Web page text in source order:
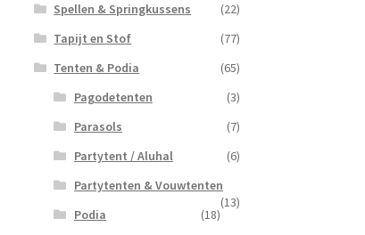
Spellen & Springkussens
(22)
Tapijt en Stof
(77)
Tenten & Podia
(65)
Pagodetenten
(3)
Parasols
(7)
Partytent / Aluhal
(6)
Partytenten & Vouwtenten
(13)
Podia
(18)